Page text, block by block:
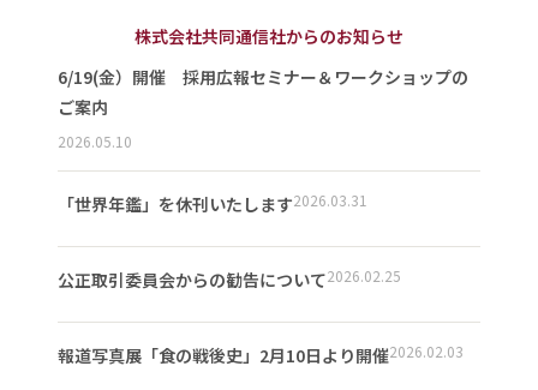
株式会社共同通信社からのお知らせ
6/19(金）開催 採用広報セミナー＆ワークショップの
ご案内
2026.05.10
「世界年鑑」を休刊いたします2026.03.31
公正取引委員会からの勧告について2026.02.25
報道写真展「食の戦後史」2月10日より開催2026.02.03